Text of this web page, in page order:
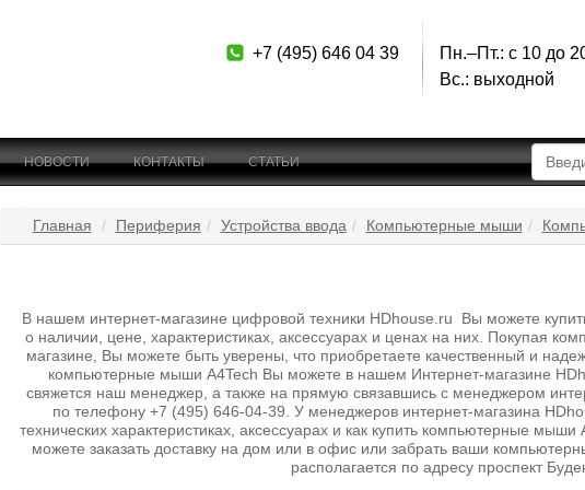
+7 (495) 646 04 39
Пн.–Пт.: с 10 до
Вс.: выходной
НОВОСТИ КОНТАКТЫ СТАТЬИ
Главная Периферия Устройства ввода Компьютерные мыши
В нашем интернет-магазине цифровой техники HDhouse.ru Вы можете
о наличии, цене, характеристиках, аксессуарах и ценах на них. Покупая
магазине, Вы можете быть уверены, что приобретаете качественный и
компьютерные мыши A4Tech Вы можете в нашем Интернет-магазине
свяжется наш менеджер, а также на прямую связавшись с менеджером
по телефону +7 (495) 646-04-39. У менеджеров интернет-магазина
технических характеристиках, аксессуарах и как купить компьютерные
можете заказать доставку на дом или в офис или забрать ваши
располагается по адресу проспект